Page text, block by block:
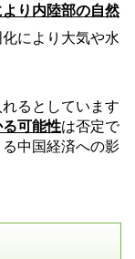
り内陸部の自然
により大気や水
るとしています
可能性は否定で
る中国経済への影